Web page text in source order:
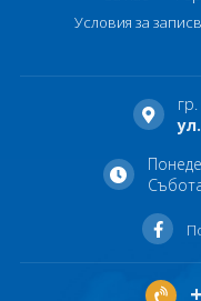
Условия за